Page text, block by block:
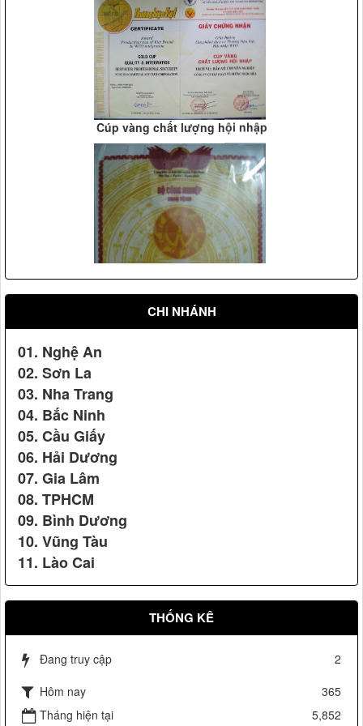
Vệ sỹ Võ Đường Ngọc Hòa bảo vệ Đ/c phó thủ tướng
Phạm Gia Khiêm(2005)
Vệ sỹ Võ đường Ngọc Hòa bảo vệ Đ/c Nguyễn Minh
Triết(2007)
Võ Đường Ngọc Hòa bảo vệ đ/c Hồ Đức Việt Ủy viên Bộ
chính trị, trưởng ban tổ chức trung ương (2009)
Vệ sỹ Võ Đường Ngọc Hòa bảo vệ Đ/c Phạm Thế Duyệt chủ
tịch ủy ban TW mặt trận tổ quốc Việt Nam(2006)
Cúp vàng chất lượng hội nhập
Dấu hiệu hàng Việt Nam chất lượng cao phù hợp tiêu
chuẩn cho bộ quần áo Karatedo của Võ đường Ngọc Hòa
Cúp sen vàng Việt Nam
CHI NHÁNH
01. Nghệ An
02. Sơn La
03. Nha Trang
04. Bắc Ninh
05. Cầu Giấy
06. Hải Dương
07. Gia Lâm
08. TPHCM
09. Bình Dương
10. Vũng Tàu
11. Lào Cai
THỐNG KÊ
Đang truy cập
2
Hôm nay
365
Tháng hiện tại
5,852